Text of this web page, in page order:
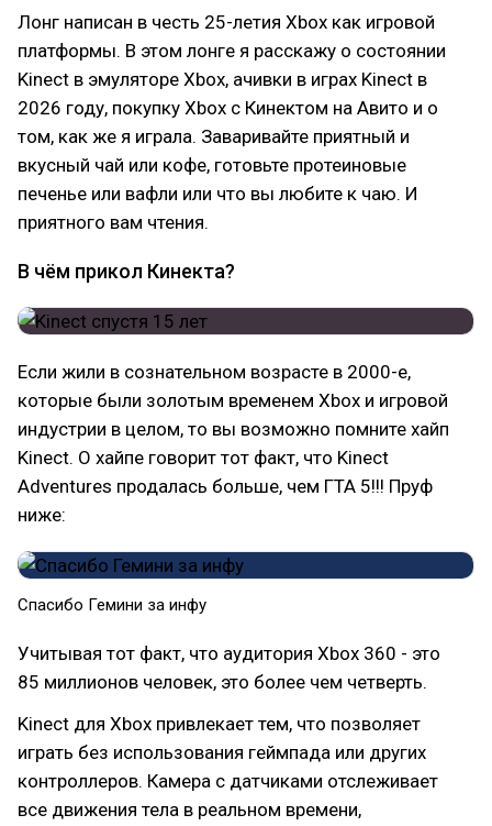
Лонг написан в честь 25-летия Xbox как игровой
платформы. В этом лонге я расскажу о состоянии
Kinect в эмуляторе Xbox, ачивки в играх Kinect в
2026 году, покупку Xbox с Кинектом на Авито и о
том, как же я играла. Заваривайте приятный и
вкусный чай или кофе, готовьте протеиновые
печенье или вафли или что вы любите к чаю. И
приятного вам чтения.
В чём прикол Кинекта?
Если жили в сознательном возрасте в 2000-е,
которые были золотым временем Xbox и игровой
индустрии в целом, то вы возможно помните хайп
Kinect. О хайпе говорит тот факт, что Kinect
Adventures продалась больше, чем ГТА 5!!! Пруф
ниже:
Спасибо Гемини за инфу
Учитывая тот факт, что аудитория Xbox 360 - это
85 миллионов человек, это более чем четверть.
Kinect для Xbox привлекает тем, что позволяет
играть без использования геймпада или других
контроллеров. Камера с датчиками отслеживает
все движения тела в реальном времени,